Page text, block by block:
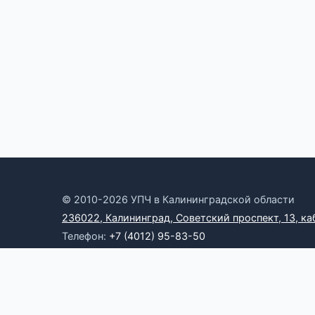
© 2010-2026 УПЧ в Калининградской области
236022, Калининград, Советский проспект, 13,
Телефон: +7 (4012) 95-83-50